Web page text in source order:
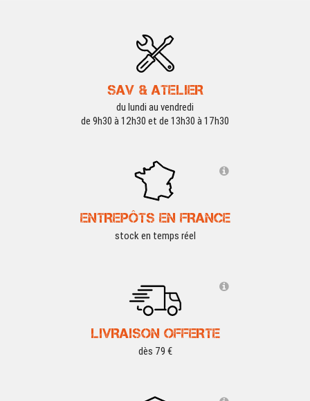
SAV & ATELIER
du lundi au vendredi
de 9h30 à 12h30 et de 13h30 à 17h30
ENTREPÔTS EN FRANCE
stock en temps réel
LIVRAISON OFFERTE
dès 79 €